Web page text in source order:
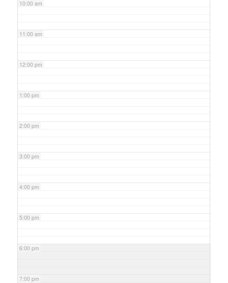
10:00 am
11:00 am
12:00 pm
1:00 pm
2:00 pm
3:00 pm
4:00 pm
5:00 pm
6:00 pm
7:00 pm